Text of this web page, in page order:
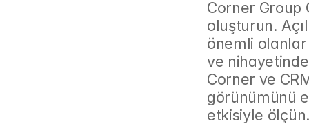
Corner Group
oluşturun.
önemli olanlar
ve nihayetinde
Corner ve
görünümünü
etkisiyle